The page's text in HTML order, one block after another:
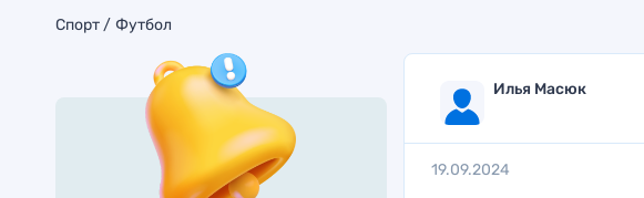
Спорт Футбол
Илья Масюк
19.09.2024